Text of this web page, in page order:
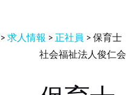
> 求人情報 > 正社員 > 保育士
社会福祉法人俊仁会